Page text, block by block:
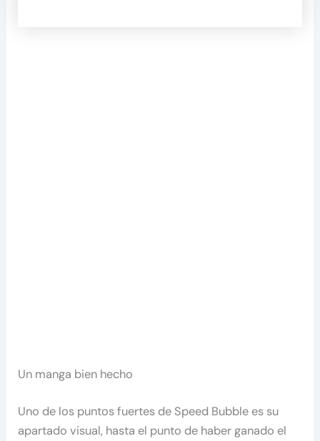
Un manga bien hecho
Uno de los puntos fuertes de Speed Bubble es su
apartado visual, hasta el punto de haber ganado el